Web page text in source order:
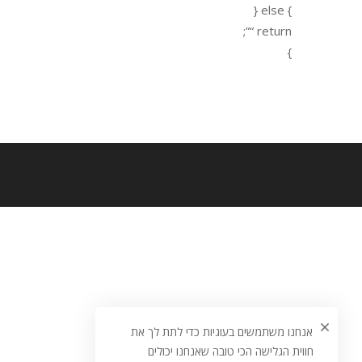
} else {
return “”;
}
אנחנו משתמשים בעוגיות כדי לתת לך את
חווית הגלישה הכי טובה שאנחנו יכולים